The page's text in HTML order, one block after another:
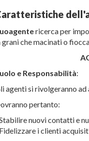
ricerca per
grani che macinati o
e Responsabilità:
agenti si rivolgeranno
pertanto:
nuovi contatti e
i clienti